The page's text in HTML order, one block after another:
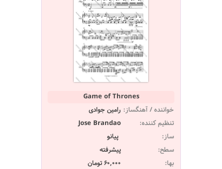
Game of Thrones
خواننده / آهنگساز: رامین جوادی
تنظیم کننده:
Jose Brandao
ساز:
پیانو
سطح:
پیشرفته
بها:
60,000 تومان